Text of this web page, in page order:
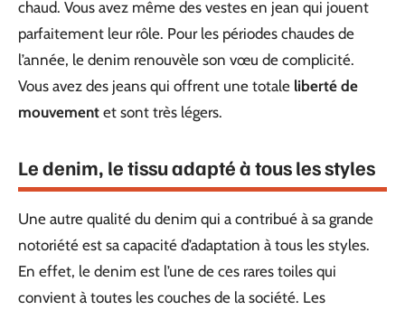
chaud. Vous avez même des vestes en jean qui jouent
parfaitement leur rôle. Pour les périodes chaudes de
l’année, le denim renouvèle son vœu de complicité.
Vous avez des jeans qui offrent une totale liberté de
mouvement et sont très légers.
Le denim, le tissu adapté à tous les styles
Une autre qualité du denim qui a contribué à sa grande
notoriété est sa capacité d’adaptation à tous les styles.
En effet, le denim est l’une de ces rares toiles qui
convient à toutes les couches de la société. Les